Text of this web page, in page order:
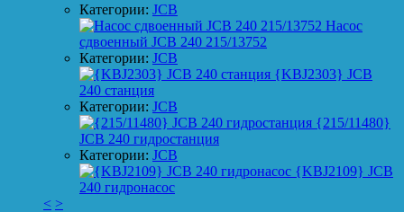
Категории: JCB
Насос
сдвоенный JCB 240 215/13752
Категории: JCB
{KBJ2303} JCB
240 станция
Категории: JCB
{215/11480}
JCB 240 гидростанция
Категории: JCB
{KBJ2109} JCB
240 гидронасос
< >